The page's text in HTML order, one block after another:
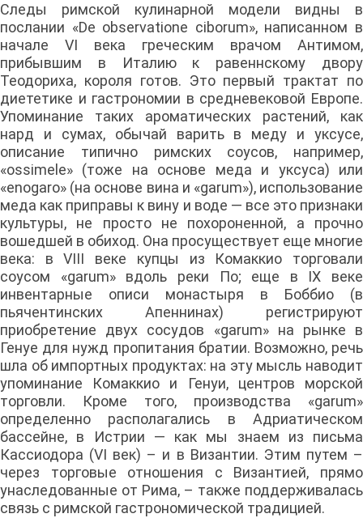
Следы римской кулинарной модели видны в
послании «De observatione ciborum», написанном в
начале VI века греческим врачом Антимом,
прибывшим в Италию к равеннскому двору
Теодориха, короля готов. Это первый трактат по
диететике и гастрономии в средневековой Европе.
Упоминание таких ароматических растений, как
нард и сумах, обычай варить в меду и уксусе,
описание типично римских соусов, например,
«ossimele» (тоже на основе меда и уксуса) или
«enogaro» (на основе вина и «garum»), использование
меда как приправы к вину и воде — все это признаки
культуры, не просто не похороненной, а прочно
вошедшей в обиход. Она просуществует еще многие
века: в VIII веке купцы из Комаккио торговали
соусом «garum» вдоль реки По; еще в IX веке
инвентарные описи монастыря в Боббио (в
пьячентинских Апеннинах) регистрируют
приобретение двух сосудов «garum» на рынке в
Генуе для нужд пропитания братии. Возможно, речь
шла об импортных продуктах: на эту мысль наводит
упоминание Комаккио и Генуи, центров морской
торговли. Кроме того, производства «garum»
определенно располагались в Адриатическом
бассейне, в Истрии — как мы знаем из письма
Кассиодора (VI век) – и в Византии. Этим путем –
через торговые отношения с Византией, прямо
унаследованные от Рима, – также поддерживалась
связь с римской гастрономической традицией.